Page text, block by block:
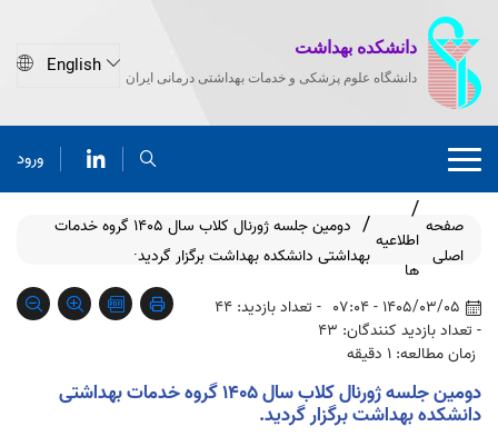
دانشکده بهداشت
دانشگاه علوم پزشکی و خدمات بهداشتی درمانی ایران
ورود
صفحه
اصلی
اطلاعیه
ها
دومین جلسه ژورنال کلاب سال 1405 گروه خدمات
بهداشتی دانشکده بهداشت برگزار گردید·
1405/03/05 - 07:04
- تعداد بازدید: 44
- تعداد بازدید کنندگان: 43
زمان مطالعه: 1 دقیقه
دومین جلسه ژورنال کلاب سال 1405 گروه خدمات بهداشتی
دانشکده بهداشت برگزار گردید.